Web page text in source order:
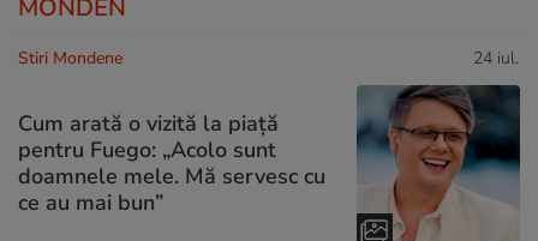
MONDEN
Stiri Mondene 24 iul.
Cum arată o vizită la piață
pentru Fuego: „Acolo sunt
doamnele mele. Mă servesc cu
ce au mai bun”